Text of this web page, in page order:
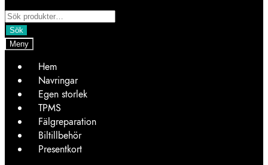
Products
search
Sök
Meny
Hem
Navringar
Egen storlek
TPMS
Fälgreparation
Biltillbehör
Presentkort